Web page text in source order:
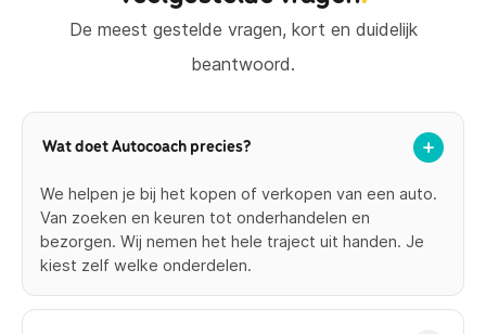
De meest gestelde vragen, kort en duidelijk
beantwoord.
Wat doet Autocoach precies?
We helpen je bij het kopen of verkopen van een auto.
Van zoeken en keuren tot onderhandelen en
bezorgen. Wij nemen het hele traject uit handen. Je
kiest zelf welke onderdelen.